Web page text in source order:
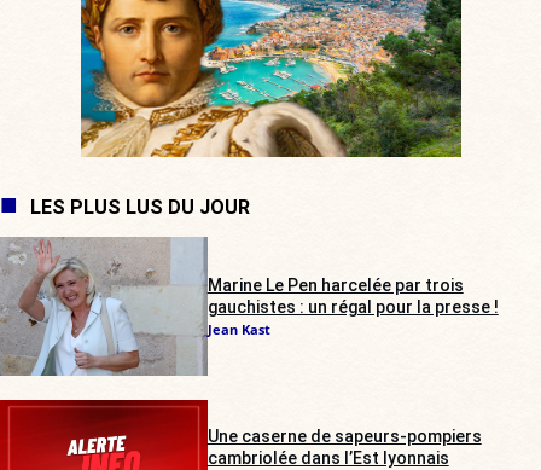
LES PLUS LUS DU JOUR
Marine Le Pen harcelée par trois
gauchistes : un régal pour la presse !
Jean Kast
Une caserne de sapeurs-pompiers
cambriolée dans l’Est lyonnais